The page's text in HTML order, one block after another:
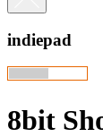
indiepad
8bit